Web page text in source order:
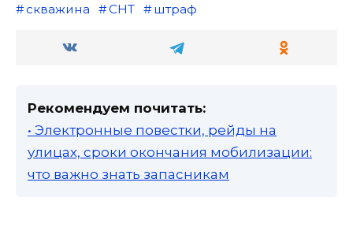
скважина
СНТ штраф
Рекомендуем почитать:
• Электронные повестки, рейды на
улицах, сроки окончания мобилизации:
что важно знать запасникам